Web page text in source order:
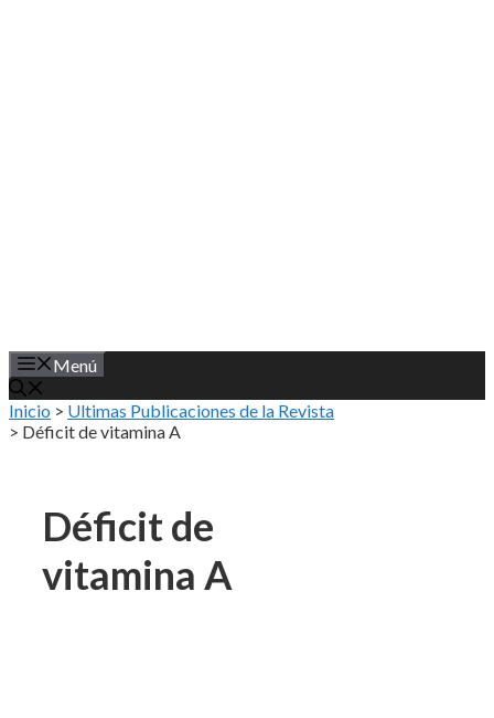
Menú
Inicio > Ultimas Publicaciones de la Revista
> Déficit de vitamina A
Déficit de
vitamina A